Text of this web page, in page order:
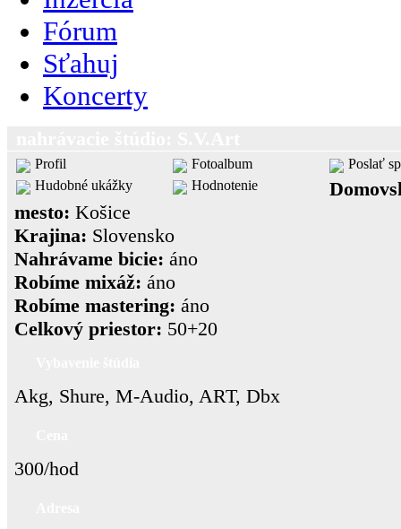
Fórum
Sťahuj
Koncerty
Profil Fotoalbum
Poslať
Hudobné ukážky
Hodnotenie
mesto: Košice
Krajina: Slovensko
Nahrávame bicie: áno
Robíme mixáž: áno
Robíme mastering: áno
Celkový priestor: 50+20
Akg, Shure, M-Audio, ART, Dbx
300/hod